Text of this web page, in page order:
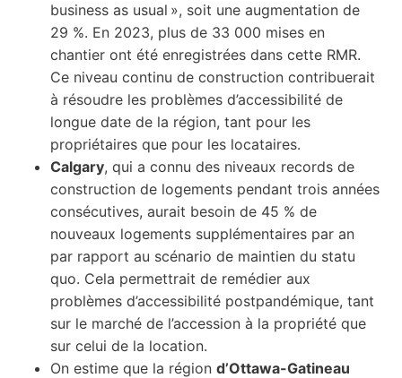
business as usual », soit une augmentation de
29 %. En 2023, plus de 33 000 mises en
chantier ont été enregistrées dans cette RMR.
Ce niveau continu de construction contribuerait
à résoudre les problèmes d’accessibilité de
longue date de la région, tant pour les
propriétaires que pour les locataires.
Calgary, qui a connu des niveaux records de
construction de logements pendant trois années
consécutives, aurait besoin de 45 % de
nouveaux logements supplémentaires par an
par rapport au scénario de maintien du statu
quo. Cela permettrait de remédier aux
problèmes d’accessibilité postpandémique, tant
sur le marché de l’accession à la propriété que
sur celui de la location.
On estime que la région d’Ottawa-Gatineau